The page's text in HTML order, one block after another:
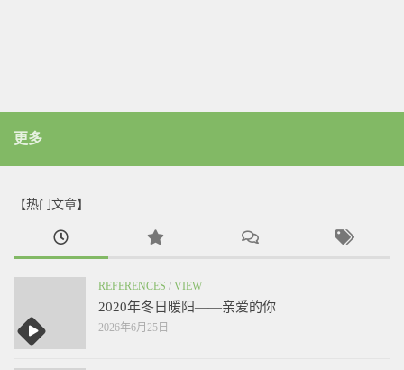
更多
【热门文章】
REFERENCES / VIEW
2020年冬日暖阳——亲爱的你
2026年6月25日